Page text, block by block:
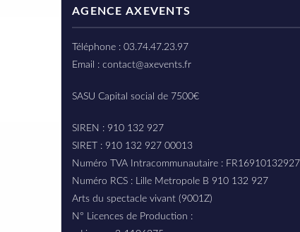
AGENCE AXEVENTS
Téléphone : 03.74.47.23.97
Email : contact@axevents.fr
SASU Capital social de 7500€
SIREN : 910 132 927
SIRET : 910 132 927 00013
Numéro TVA Intracommunautaire : FR16910132927
Numéro RCS : Lille Metropole B 910 132 927
Arts du spectacle vivant (9001Z)
N° Licences de Production :